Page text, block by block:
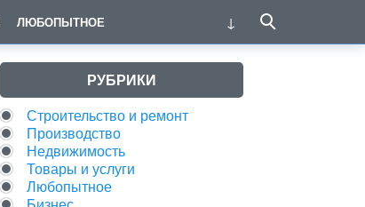
ЛЮБОПЫТНОЕ
РУБРИКИ
Строительство и ремонт
Производство
Недвижимость
Товары и услуги
Любопытное